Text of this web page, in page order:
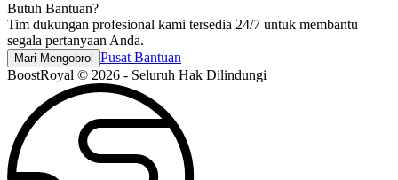
Butuh Bantuan?
Tim dukungan profesional kami tersedia 24/7 untuk membantu
segala pertanyaan Anda.
Mari Mengobrol
Pusat Bantuan
BoostRoyal © 2026 - Seluruh Hak Dilindungi